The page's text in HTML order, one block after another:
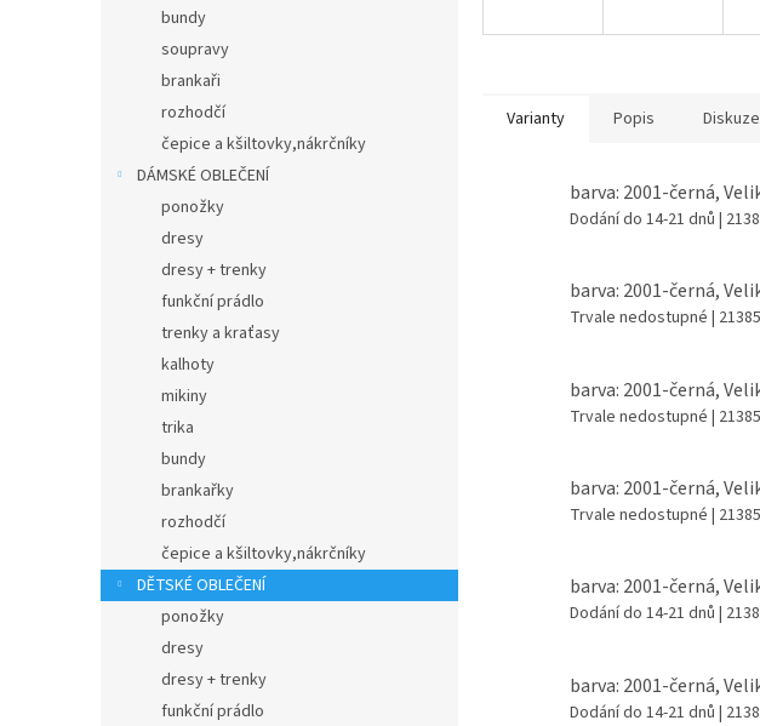
bundy
soupravy
brankaři
rozhodčí
čepice a kšiltovky,nákrčníky
DÁMSKÉ OBLEČENÍ
ponožky
dresy
dresy + trenky
funkční prádlo
trenky a kraťasy
kalhoty
mikiny
trika
bundy
brankařky
rozhodčí
čepice a kšiltovky,nákrčníky
DĚTSKÉ OBLEČENÍ
ponožky
dresy
dresy + trenky
funkční prádlo
Varianty Popis Diskuze
barva: 2001-černá,
Dodání do 14-21 dnů |
barva: 2001-černá,
Trvale nedostupné |
barva: 2001-černá,
Trvale nedostupné |
barva: 2001-černá,
Trvale nedostupné |
barva: 2001-černá,
Dodání do 14-21 dnů |
barva: 2001-černá,
Dodání do 14-21 dnů |